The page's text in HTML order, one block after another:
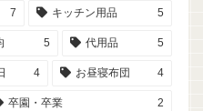
7 キッチン用品 5
5 代用品 5
4 お昼寝布団 4
卒園・卒業 2